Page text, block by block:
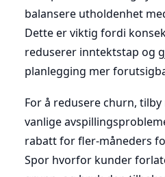
balansere utholdenhet
Dette er viktig fordi
reduserer inntektstap og
planlegging mer
For å redusere churn,
vanlige
rabatt for fler-måneders
Spor hvorfor kunder